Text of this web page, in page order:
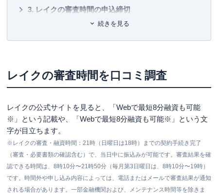
レイクの審査時間の申込締切
審査時間を早めたい場合はレイクに電話を！
レイクの審査時間が長くても審査落ちとは限らな
休み明けや連休前など混雑するタイミングで申込
申し込んだ時間が対応時間外
借入希望額や限度額の問題
申し込み情報に不備がある
メールの受信や確認に不備がある
念のため収入証明書も準備しておく
審査状況はオンラインで確認も可能
続きを見る
レイクの審査時間を口コミ調査
レイクの公式サイトを見ると、「Webで最短8分融資も可能
※ 」という記載や、「Webで最短8分融資も可能※ 」という文
字が目立ちます。
※レイクの審査・融資時間：21時（日曜日は18時）までの契約手続き完了
（審査・必要書類の確認含む）で、当日中に振込みが可能です。審査結果を確
認できる時間は、8時10分〜21時50分（毎月第3日曜日は、8時10分〜19時）
です。時間外や申し込み内容によっては、電話またはメールで審査結果が通知
される場合があります。一部金融機関および、メンテナンス時間等を除きま